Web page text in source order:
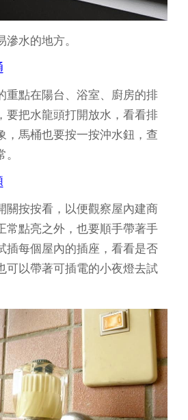
水的地方。
重點在陽台、浴室、廚房的排
要把水龍頭打開放水，看看排
，馬桶也要按一按沖水鈕，查
關按按看，以便觀察屋內建商
常點亮之外，也要順手帶著手
插每個屋內的插座，看看是否
可以帶著可插電的小夜燈去試